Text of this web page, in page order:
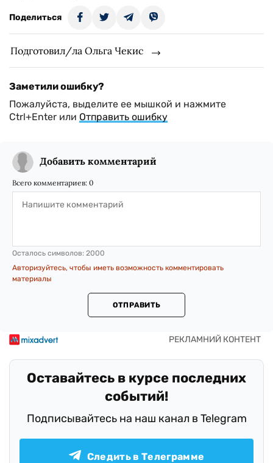
Поделиться
Подготовил/ла Ольга Чекис
Заметили ошибку?
Пожалуйста, выделите ее мышкой и нажмите
Ctrl+Enter или Отправить ошибку
Добавить комментарий
Всего комментариев: 0
Осталось символов: 2000
Авторизуйтесь, чтобы иметь возможность комментировать
материалы
ОТПРАВИТЬ
Оставайтесь в курсе последних
событий!
Подписывайтесь на наш канал в Telegram
Следить в Телеграмме